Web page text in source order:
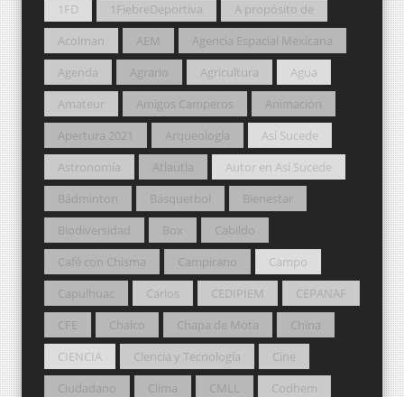
1FD 1FiebreDeportiva
A propósito de
Acolman
AEM
Agencia Espacial Mexicana
Agenda
Agrario Agricultura
Agua
Amateur
Amigos Camperos
Animación
Apertura 2021
Arqueología
Así Sucede
Astronomía
Atlautla
Autor en Así Sucede
Bádminton
Básquetbol
Bienestar
Biodiversidad
Box
Cabildo
Café con Chisma
Campirano
Campo
Capulhuac
Carlos CEDIPIEM
CEPANAF
CFE
Chalco Chapa de Mota
China
CIENCIA
Ciencia y Tecnología
Cine
Ciudadano
Clima CMLL
Codhem